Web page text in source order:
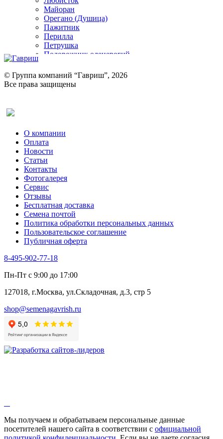
Майоран
Орегано (Душица)
Пажитник
Перилла
Петрушка
Подорожник оленерогий
Ревень
Рукола
Рута
Тмин
Трава для чая
Туласи
Укроп
Фенхель пряный
Хризантема овощная
Цикорий пряный
Цикорий салатный (Витлуф)
Черемша
Шпинат
Щавель
Эндивий
Эстрагон
Алтей
Бессмертник
Валериана
Валерианелла
Гибискус лекарственный
Девясил
Душица
Змееголовник
Мыльнянка
Мята
© Группа компаний “Гавриш”, 2026
Все права защищены
О компании
Оплата
Новости
Статьи
Контакты
Фотогалерея​
Сервис
Отзывы
Бесплатная доставка
Семена почтой
Политика обработки персональных данных
Пользовательское соглашение
Публичная оферта
8-495-902-77-18
Пн-Пт с 9:00 до 17:00
127018, г.Москва, ул.Складочная, д.3, стр 5
shop@semenagavrish.ru
Мы получаем и обрабатываем персональные данные
посетителей нашего сайта в соответствии с официальной